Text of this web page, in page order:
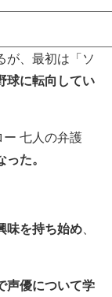
が、最初は「ソ
球に転向してい
ー 七人の弁護
った。
味を持ち始め
声優について学